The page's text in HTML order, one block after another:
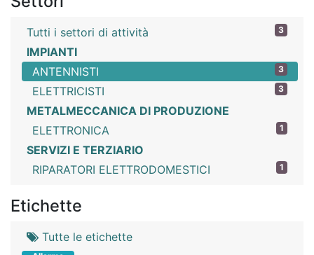
3
Tutti i settori di attività
IMPIANTI
3
ANTENNISTI
3
ELETTRICISTI
METALMECCANICA DI PRODUZIONE
1
ELETTRONICA
SERVIZI E TERZIARIO
1
RIPARATORI ELETTRODOMESTICI
Etichette
Tutte le etichette